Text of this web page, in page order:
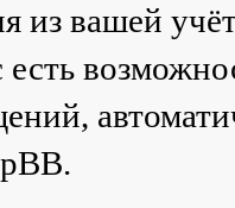
из вашей